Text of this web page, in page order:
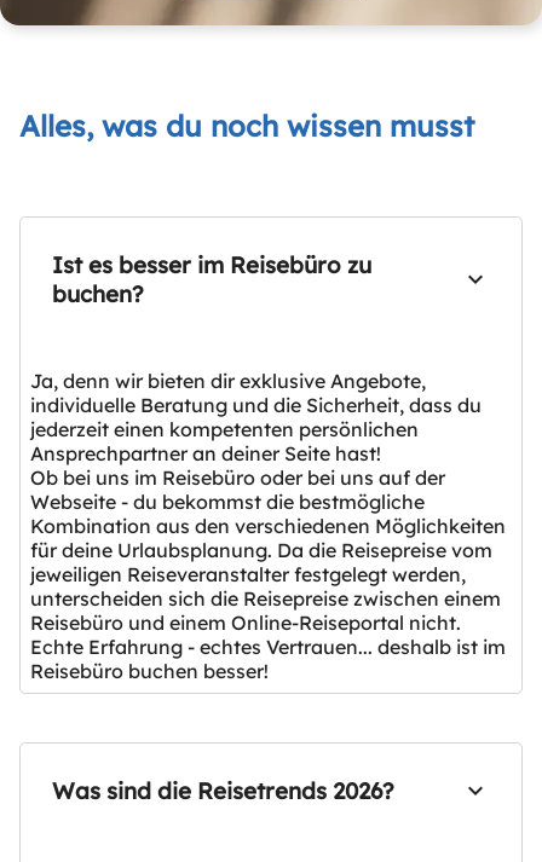
Alles, was du noch wissen musst
Ist es besser im Reisebüro zu
buchen?
Ja, denn wir bieten dir exklusive Angebote,
individuelle Beratung und die Sicherheit, dass du
jederzeit einen kompetenten persönlichen
Ansprechpartner an deiner Seite hast!
Ob bei uns im Reisebüro oder bei uns auf der
Webseite - du bekommst die bestmögliche
Kombination aus den verschiedenen Möglichkeiten
für deine Urlaubsplanung. Da die Reisepreise vom
jeweiligen Reiseveranstalter festgelegt werden,
unterscheiden sich die Reisepreise zwischen einem
Reisebüro und einem Online-Reiseportal nicht.
Echte Erfahrung - echtes Vertrauen... deshalb ist im
Reisebüro buchen besser!
Was sind die Reisetrends 2026?